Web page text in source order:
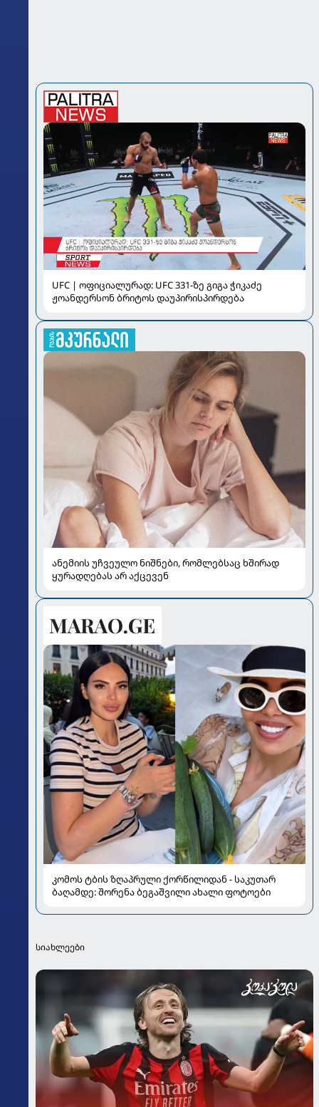
UFC | ოფიციალურად: UFC 331-ზე გიგა ჭიკაძე
ჟოანდერსონ ბრიტოს დაუპირისპირდება
ანემიის უჩვეულო ნიშნები, რომლებსაც ხშირად
ყურადღებას არ აქცევენ
კომოს ტბის ზღაპრული ქორწილიდან - საკუთარ
ბაღამდე: შორენა ბეგაშვილი ახალი ფოტოები
სიახლეები